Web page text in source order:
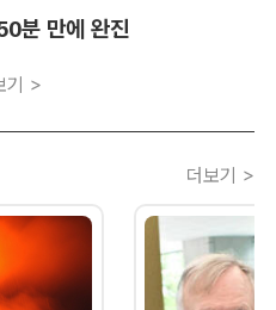
분 만에 완진
기 >
더보기 >